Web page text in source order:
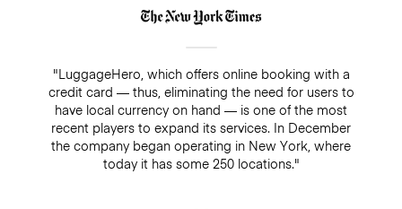
"LuggageHero, which offers online booking with a
credit card — thus, eliminating the need for users to
have local currency on hand — is one of the most
recent players to expand its services. In December
the company began operating in New York, where
today it has some 250 locations."